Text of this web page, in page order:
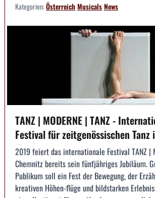
Kategorien:ÖsterreichMusicalsNews
TANZ | MODERNE | TANZ -
Festival für zeitgenössischen
2019 feiert das internationale Festival TANZ |
Chemnitz bereits sein fünfjähriges Jubiläum.
Publikum soll ein Fest der Bewegung, der
kreativen Höhen-flüge und bildstarken